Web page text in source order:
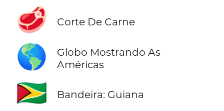
🥩 Corte De Carne
🌎
Globo Mostrando As
Américas
🇬🇾 Bandeira: Guiana